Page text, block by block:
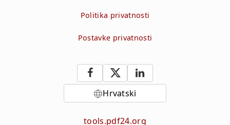
Politika privatnosti
Postavke privatnosti
Hrvatski
tools.pdf24.org